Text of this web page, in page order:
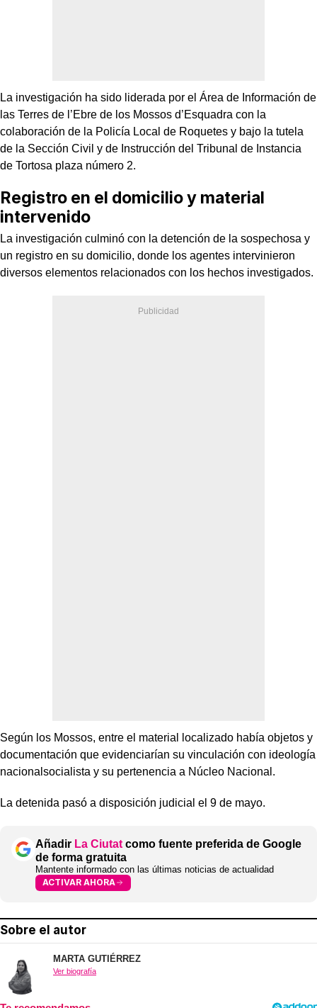
La investigación ha sido liderada por el Área de Información de
las Terres de l’Ebre de los Mossos d’Esquadra con la
colaboración de la Policía Local de Roquetes y bajo la tutela
de la Sección Civil y de Instrucción del Tribunal de Instancia
de Tortosa plaza número 2.
Registro en el domicilio y material
intervenido
La investigación culminó con la detención de la sospechosa y
un registro en su domicilio, donde los agentes intervinieron
diversos elementos relacionados con los hechos investigados.
Según los Mossos, entre el material localizado había objetos y
documentación que evidenciarían su vinculación con ideología
nacionalsocialista y su pertenencia a Núcleo Nacional.
La detenida pasó a disposición judicial el 9 de mayo.
Añadir La Ciutat como fuente preferida de Google
de forma gratuita
Mantente informado con las últimas noticias de actualidad
ACTIVAR AHORA
Sobre el autor
MARTA GUTIÉRREZ
Ver biografía